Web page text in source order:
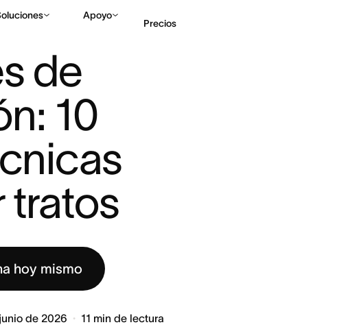
Apoyo
Precios
de
10
tratos
hoy mismo
de 2026 11 min de lectura